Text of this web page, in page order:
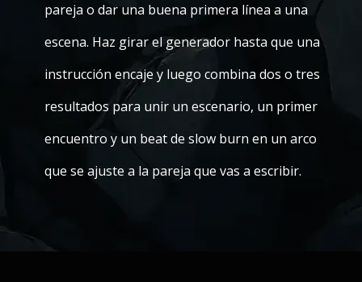
pareja o dar una buena primera línea a una
escena. Haz girar el generador hasta que una
instrucción encaje y luego combina dos o tres
resultados para unir un escenario, un primer
encuentro y un beat de slow burn en un arco
que se ajuste a la pareja que vas a escribir.